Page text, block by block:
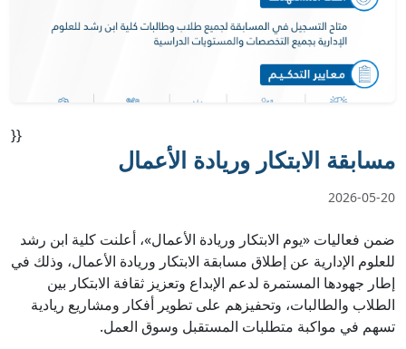
}}
مسابقة الابتكار وريادة الأعمال
2026-05-20
ضمن فعاليات «يوم الابتكار وريادة الأعمال»، أعلنت كلية ابن رشد
للعلوم الإدارية عن إطلاق مسابقة الابتكار وريادة الأعمال، وذلك في
إطار جهودها المستمرة لدعم الإبداع وتعزيز ثقافة الابتكار بين
الطلاب والطالبات، وتحفيزهم على تطوير أفكار ومشاريع ريادية
تسهم في مواكبة متطلبات المستقبل وسوق العمل.